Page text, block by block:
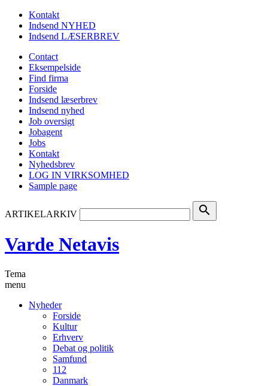
Kontakt
Indsend NYHED
Indsend LÆSERBREV
Contact
Eksempelside
Find firma
Forside
Indsend læserbrev
Indsend nyhed
Job oversigt
Jobagent
Jobs
Kontakt
Nyhedsbrev
LOG IN VIRKSOMHED
Sample page
ARTIKELARKIV search
Varde Netavis
Tema
menu
Nyheder
Forside
Kultur
Erhverv
Debat og politik
Samfund
112
Danmark